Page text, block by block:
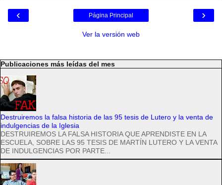
‹ ›
Página Principal
Ver la versión web
Publicaciones más leídas del mes
Destruiremos la falsa historia de las 95 tesis de Lutero y la venta de
indulgencias de la Iglesia
DESTRUIREMOS LA FALSA HISTORIA QUE APRENDISTE EN LA
ESCUELA, SOBRE LAS 95 TESIS DE MARTÍN LUTERO Y LA VENTA
DE INDULGENCIAS POR PARTE...